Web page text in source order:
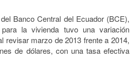
Banco Central del Ecuador (BCE),
la vivienda tuvo una variación
revisar marzo de 2013 frente a 2014,
de dólares, con una tasa efectiva